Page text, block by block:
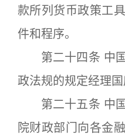
款所列货币政策工
件和程序。
第二十四条 中国
政法规的规定经理国
第二十五条 中国
院财政部门向各金